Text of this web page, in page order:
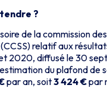
?
de la commission
relatif aux
2020, diffusé le 30
du plafond de
par an, soit3 424 €par